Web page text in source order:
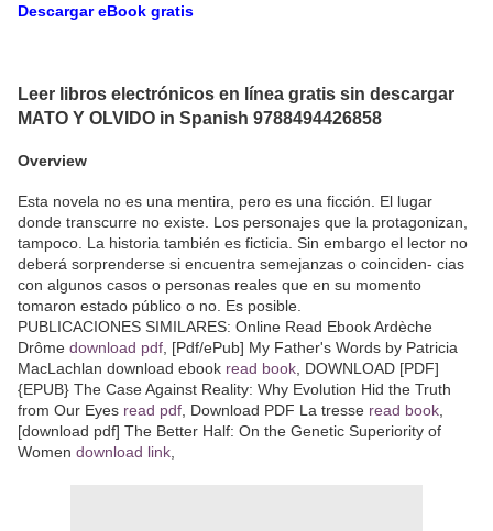
Descargar eBook gratis
Leer libros electrónicos en línea gratis sin descargar
MATO Y OLVIDO in Spanish 9788494426858
Overview
Esta novela no es una mentira, pero es una ficción. El lugar
donde transcurre no existe. Los personajes que la protagonizan,
tampoco. La historia también es ficticia. Sin embargo el lector no
deberá sorprenderse si encuentra semejanzas o coinciden- cias
con algunos casos o personas reales que en su momento
tomaron estado público o no. Es posible.
PUBLICACIONES SIMILARES: Online Read Ebook Ardèche
Drôme download pdf, [Pdf/ePub] My Father's Words by Patricia
MacLachlan download ebook read book, DOWNLOAD [PDF]
{EPUB} The Case Against Reality: Why Evolution Hid the Truth
from Our Eyes read pdf, Download PDF La tresse read book,
[download pdf] The Better Half: On the Genetic Superiority of
Women download link,